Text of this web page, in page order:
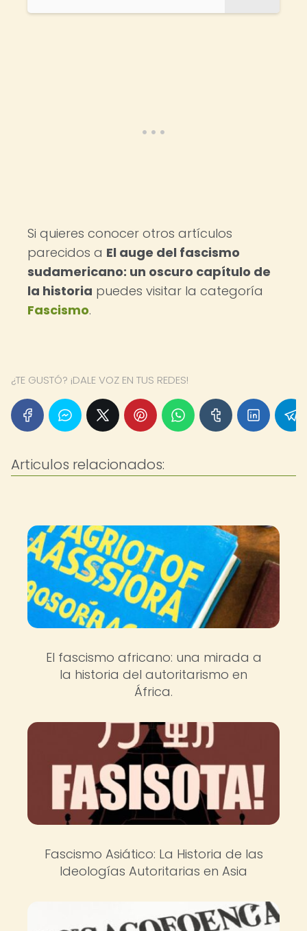
Si quieres conocer otros artículos
parecidos a El auge del fascismo
sudamericano: un oscuro capítulo de
la historia puedes visitar la categoría
Fascismo.
¿TE GUSTÓ? ¡DALE VOZ EN TUS REDES!
Articulos relacionados:
El fascismo africano: una mirada a
la historia del autoritarismo en
África.
Fascismo Asiático: La Historia de las
Ideologías Autoritarias en Asia